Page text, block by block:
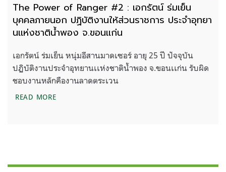
The Power of Ranger #2 : เอกรัตน์ ร่มเย็น
บุคคลภายนอก ปฏิบัติงานให้ส่วนราชการ ประจำอุทยา
นเเห่งชาติน้ำพอง จ.ขอนเเก่น
เอกรัตน์ ร่มเย็น หนุ่มอีสานมาดเซอร์ อายุ 25 ปี ปัจจุบัน
ปฏิบัติงานประจำอุทยานเเห่งชาติน้ำพอง จ.ขอนเเก่น รับผิด
ชอบงานหลักคืองานลาดตระเวน
READ MORETHE POWER OF RANGER #2 : เอกรัตน์ ร่มเย็น บุ